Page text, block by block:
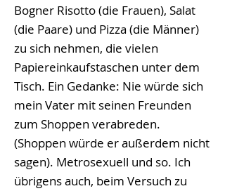
Bogner Risotto (die Frauen), Salat
(die Paare) und Pizza (die Männer)
zu sich nehmen, die vielen
Papiereinkaufstaschen unter dem
Tisch. Ein Gedanke: Nie würde sich
mein Vater mit seinen Freunden
zum Shoppen verabreden.
(Shoppen würde er außerdem nicht
sagen). Metrosexuell und so. Ich
übrigens auch, beim Versuch zu